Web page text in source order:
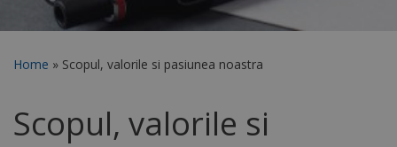
Home » Scopul, valorile si pasiunea noastra
Scopul, valorile si